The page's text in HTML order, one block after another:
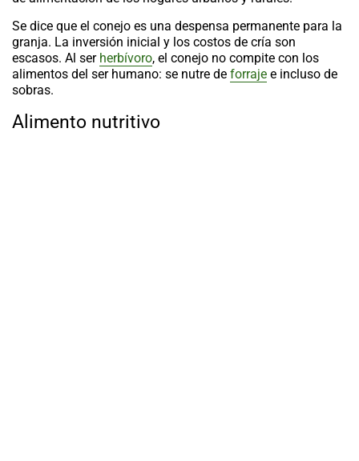
Se dice que el conejo es una despensa permanente para la
granja. La inversión inicial y los costos de cría son
escasos. Al ser herbívoro, el conejo no compite con los
alimentos del ser humano: se nutre de forraje e incluso de
sobras.
Alimento nutritivo